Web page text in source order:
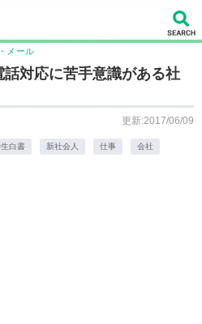
メール
対応に苦手意識がある社
更新:2017/06/09
白書 新社会人 仕事 会社